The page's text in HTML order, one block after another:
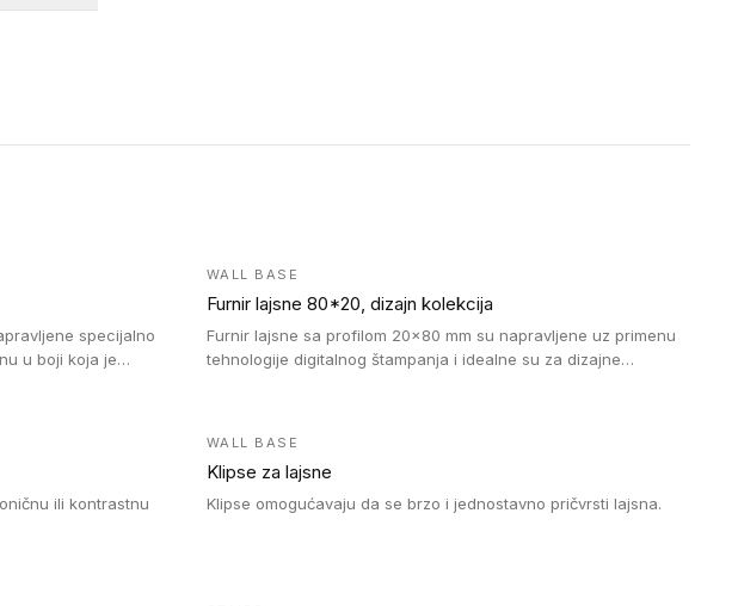
specijalno
u boji koja je
WALL BASE
Furnir lajsne 80*20, dizajn kolekcija
Furnir lajsne sa profilom 20x80 mm su napravljene uz primenu
tehnologije digitalnog štampanja i idealne su za dizajne
ili kontrastnu
WALL BASE
Klipse za lajsne
Klipse omogućavaju da se brzo i jednostavno pričvrsti lajsna.